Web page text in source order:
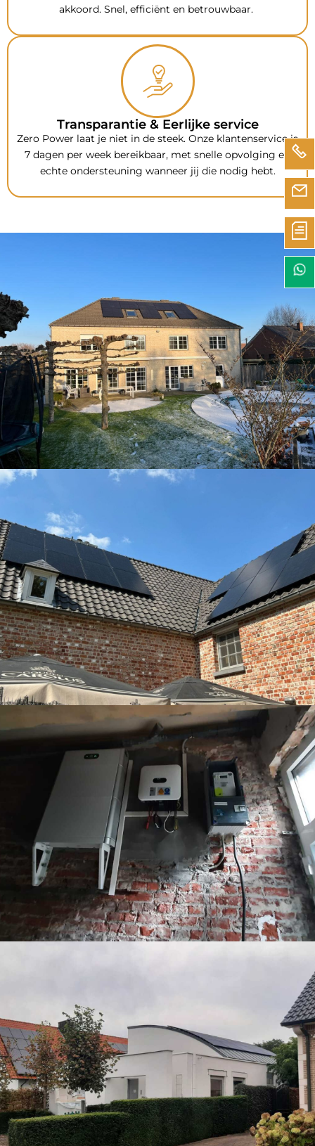
akkoord. Snel, efficiënt en betrouwbaar.
Transparantie & Eerlijke service
Zero Power laat je niet in de steek. Onze klantenservice is
7 dagen per week bereikbaar, met snelle opvolging en
echte ondersteuning wanneer jij die nodig hebt.